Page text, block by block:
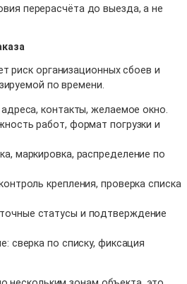
перерасчёта до выезда, а не
риск организационных сбоев и
по времени.
адреса, контакты, желаемое окно.
работ, формат погрузки и
маркировка, распределение по
крепления, проверка списка
статусы и подтверждение
сверка по списку, фиксация